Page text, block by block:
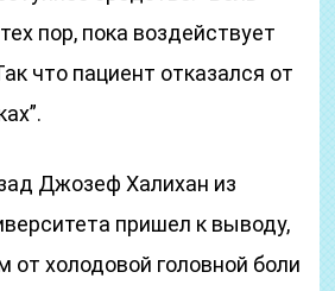
пор, пока воздействует
что пациент отказался от
Джозеф Халихан из
пришел к выводу,
холодовой головной боли